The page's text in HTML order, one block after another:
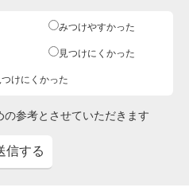
みつけやすかった
見つけにくかった
けにくかった
参考とさせていただきます